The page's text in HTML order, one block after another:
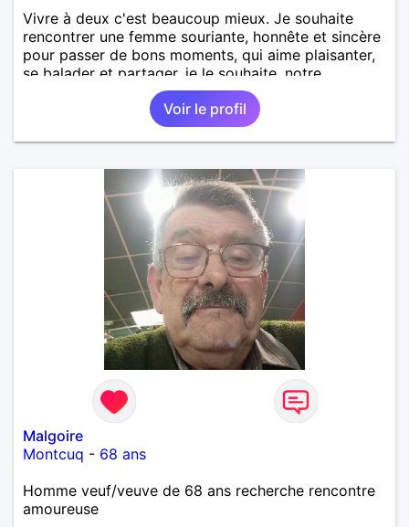
Vivre à deux c'est beaucoup mieux. Je souhaite
rencontrer une femme souriante, honnête et sincère
pour passer de bons moments, qui aime plaisanter,
se balader et partager, je le souhaite, notre
complicité. J'aime beaucoup les chantiers de
randonnée pour se défouler, se relaxer, se détendre
et finalement prendre du bon temps. C'est difficile
de tout dire en quelques lignes. En revanche, vous
d'informations. A bientôt
Voir le profil
Malgoire
Montcuq - 68 ans
Homme veuf/veuve de 68 ans recherche rencontre
amoureuse